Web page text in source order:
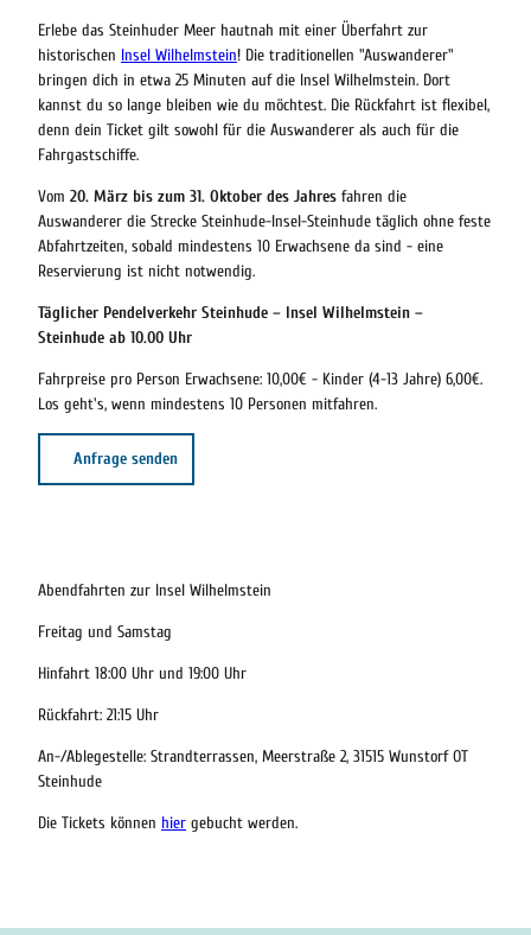
Erlebe das Steinhuder Meer hautnah mit einer Überfahrt zur
historischen Insel Wilhelmstein! Die traditionellen "Auswanderer"
bringen dich in etwa 25 Minuten auf die Insel Wilhelmstein. Dort
kannst du so lange bleiben wie du möchtest. Die Rückfahrt ist flexibel,
denn dein Ticket gilt sowohl für die Auswanderer als auch für die
Fahrgastschiffe.
Vom 20. März bis zum 31. Oktober des Jahres fahren die
Auswanderer die Strecke Steinhude-Insel-Steinhude täglich ohne feste
Abfahrtzeiten, sobald mindestens 10 Erwachsene da sind - eine
Reservierung ist nicht notwendig.
Täglicher Pendelverkehr Steinhude – Insel Wilhelmstein –
Steinhude ab 10.00 Uhr
Fahrpreise pro Person Erwachsene: 10,00€ - Kinder (4-13 Jahre) 6,00€.
Los geht's, wenn mindestens 10 Personen mitfahren.
Anfrage senden
Abendfahrten zur Insel Wilhelmstein
Freitag und Samstag
Hinfahrt 18:00 Uhr und 19:00 Uhr
Rückfahrt: 21:15 Uhr
An-/Ablegestelle: Strandterrassen, Meerstraße 2, 31515 Wunstorf OT
Steinhude
Die Tickets können hier gebucht werden.